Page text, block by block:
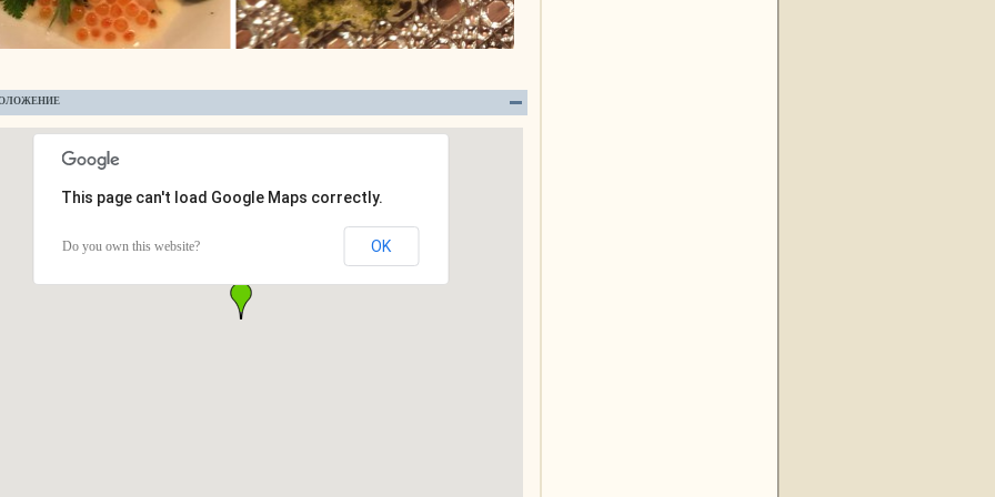
This page can't load Google Maps correctly.
Do you own this website? OK